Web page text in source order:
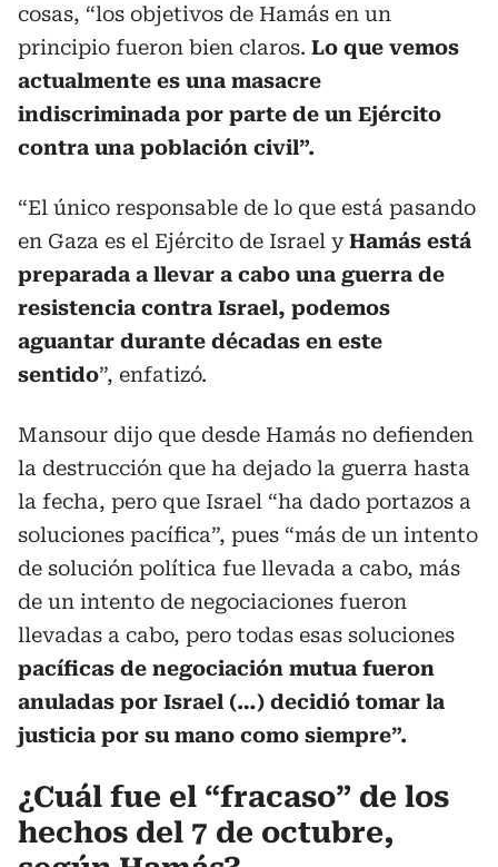
cosas, “los objetivos de Hamás en un
principio fueron bien claros. Lo que vemos
actualmente es una masacre
indiscriminada por parte de un Ejército
contra una población civil”.
“El único responsable de lo que está pasando
en Gaza es el Ejército de Israel yHamás está
preparada a llevar a cabo una guerra de
resistencia contra Israel, podemos
aguantar durante décadas en este
sentido”, enfatizó.
Mansour dijo que desde Hamás no defienden
la destrucción que ha dejado la guerra hasta
la fecha, pero que Israel “ha dado portazos a
soluciones pacífica”, pues “más de un intento
de solución política fue llevada a cabo, más
de un intento de negociaciones fueron
llevadas a cabo, pero todas esas soluciones
pacíficas de negociación mutua fueron
anuladas por Israel (…) decidió tomar la
justicia por su mano como siempre”.
¿Cuál fue el “fracaso” de los
hechos del 7 de octubre,